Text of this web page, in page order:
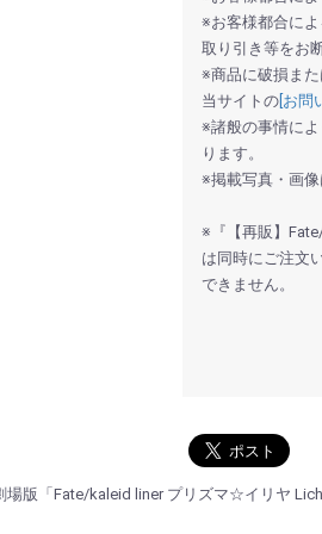
※お客様都合に
取り引き等をお
※商品に破損ま
当サイトの[お問
※諸般の事情に
ります。
※掲載写真・画
※『【再販】
は同時にご注文
できません。
場版「Fate/kaleid liner プリズマ☆イリヤ